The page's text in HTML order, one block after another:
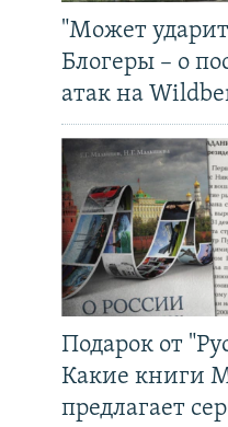
"Может
Блогеры – о
атак на
Подарок от
Какие книги
предлагает